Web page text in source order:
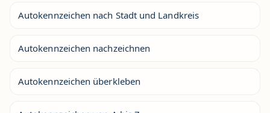
Autokennzeichen nach Stadt und Landkreis
Autokennzeichen nachzeichnen
Autokennzeichen überkleben